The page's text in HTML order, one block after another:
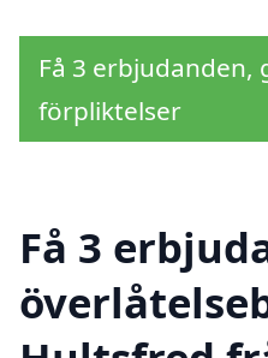
Få 3 erbjudanden,
förpliktelser
Få 3